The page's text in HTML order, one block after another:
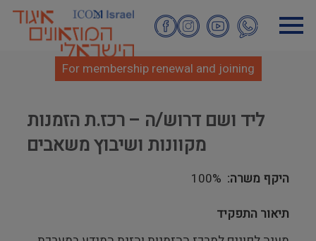
Skip
For membership renewal and joining
ליד ושם דרוש/ה – רכז.ת הזמנות
מקוונות ושיבוץ משאבים
היקף משרה 100%
תיאור התפקיד